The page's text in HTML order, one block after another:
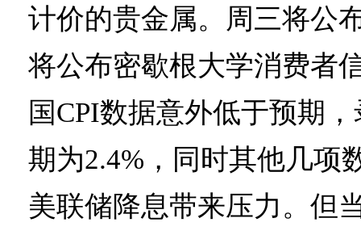
计价的贵金属。周三将公
将公布密歇根大学消费者
国CPI数据意外低于预期
期为2.4%，同时其他几项
美联储降息带来压力。但